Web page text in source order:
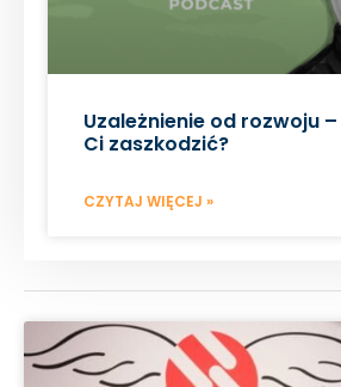
Uzależnienie od rozwoju
Ci zaszkodzić?
CZYTAJ WIĘCEJ »